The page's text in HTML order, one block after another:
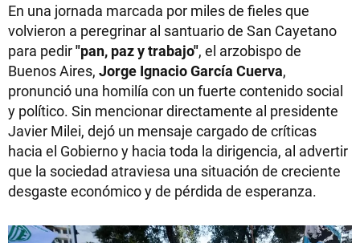
En una jornada marcada por miles de fieles que
volvieron a peregrinar al santuario de San Cayetano
para pedir"pan, paz y trabajo", el arzobispo de
Buenos Aires, Jorge Ignacio García Cuerva,
pronunció una homilía con un fuerte contenido social
y político. Sin mencionar directamente al presidente
Javier Milei, dejó un mensaje cargado de críticas
hacia el Gobierno y hacia toda la dirigencia, al advertir
que la sociedad atraviesa una situación de creciente
desgaste económico y de pérdida de esperanza.